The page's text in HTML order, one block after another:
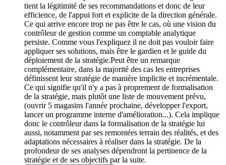
tient la légitimité de ses recommandations et donc de leur
efficience, de l'appui fort et explicite de la direction générale.
Ce qui arrive encore trop ne pas être le cas, où une vision du
contrôleur de gestion comme un comptable analytique
persiste. Comme vous l'expliquez il ne doit pas vouloir faire
appliquer ses solutions, mais être le gardien et le guide du
déploiement de la stratégie.Peut être un remarque
complémentaire, dans la majorité des cas les entreprises
définissent leur stratégie de manière implicite et incrémentale.
Ce qui signifie qu'il n'y a pas à proprement de formalisation
de la stratégie, mais plutôt une liste de mouvement prévu,
(ouvrir 5 magasins l'année prochaine, développer l'export,
lancer un programme interne d'amélioration...). Cela implique
donc le contrôleur dans la formalisation de la stratégie lui
aussi, notamment par ses remontées terrain des réalités, et des
adaptations nécessaires à réaliser dans la stratégie. De la
profondeur de ses analyses dépendront la pertinence de la
stratégie et de ses objectifs par la suite.